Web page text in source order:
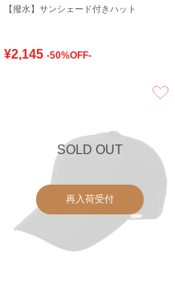
【撥水】サンシェード付きハット
¥2,145 -50%OFF-
SOLD OUT
再入荷受付